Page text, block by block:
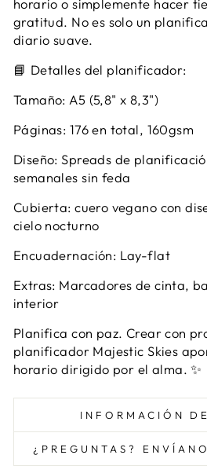
horario o simplemente hacer
gratitud. No es solo un
diario suave.
📘 Detalles del planificador:
Tamaño: A5 (5,8" x 8,3")
Páginas: 176 en total, 160gsm
Diseño: Spreads de
semanales sin feda
Cubierta: cuero vegano con
cielo nocturno
Encuadernación: Lay-flat
Extras: Marcadores de cinta,
interior
Planifica con paz. Crear con
planificador Majestic Skies
horario dirigido por el alma. ✨
INFORMACIÓN
¿PREGUNTAS?